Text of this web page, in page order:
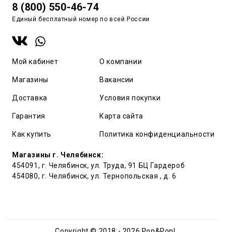
8 (800) 550-46-74
Единый бесплатный номер по всей России
Мой кабинет
Магазины
Доставка
Гарантия
Как купить
О компании
Вакансии
Условия покупки
Карта сайта
Политика конфиденциальности
Магазины г. Челябинск:
454091, г. Челябинск, ул. Труда, 91 БЦ Гардероб
454080, г. Челябинск, ул. Тернопольская , д. 6